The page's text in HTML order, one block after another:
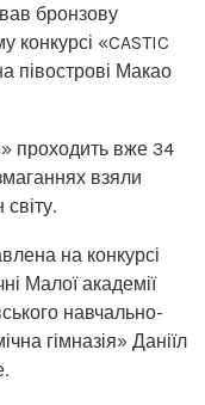
бронзову
«CASTIC
півострові Макао
проходить вже 34
взяли
​​на конкурсі
Малої академії
навчально-
гімназія» Даніїл